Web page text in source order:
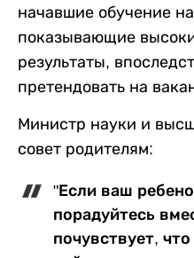
начавшие обучение
показывающие
результаты,
претендовать на
Министр науки и
совет родителям:
"Если ваш
порадуйтесь
почувствует,